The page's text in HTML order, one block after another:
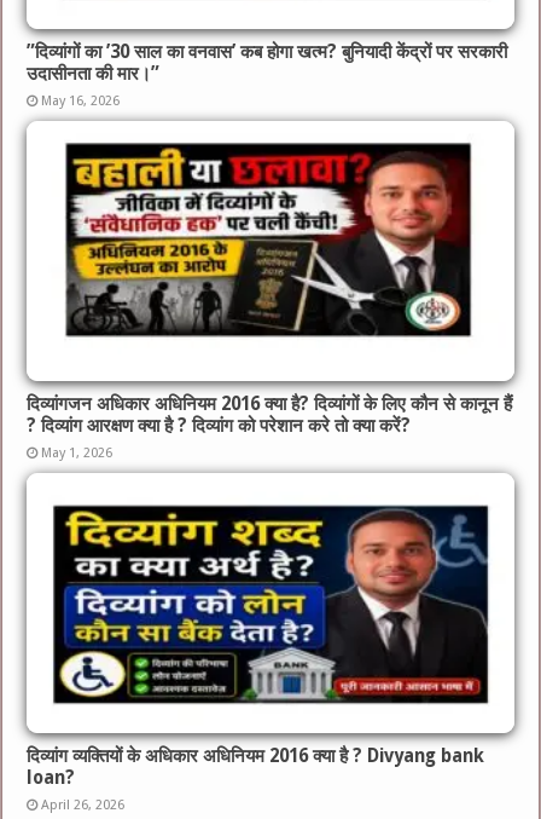
​”दिव्यांगों का ’30 साल का वनवास’ कब होगा खत्म? बुनियादी केंद्रों पर सरकारी
उदासीनता की मार।”
May 16, 2026
दिव्यांगजन अधिकार अधिनियम 2016 क्या है? दिव्यांगों के लिए कौन से कानून हैं
? दिव्यांग आरक्षण क्या है ? दिव्यांग को परेशान करे तो क्या करें?
May 1, 2026
दिव्यांग व्यक्तियों के अधिकार अधिनियम 2016 क्या है ? Divyang bank
loan?
April 26, 2026